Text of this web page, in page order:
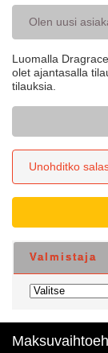
Olen uusi
Luomalla
olet ajantasalla
tilauksia.
Unohditko
Valmistaja